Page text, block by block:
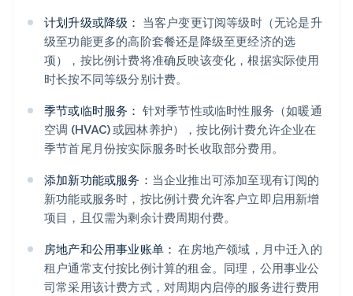
计划升级或降级： 当客户变更订阅等级时（无论是升
级至功能更多的高阶套餐还是降级至更经济的选
项），按比例计费将准确反映该变化，根据实际使用
时长按不同等级分别计费。
季节或临时服务： 针对季节性或临时性服务（如暖通
空调 (HVAC) 或园林养护），按比例计费允许企业在
季节首尾月份按实际服务时长收取部分费用。
添加新功能或服务： 当企业推出可添加至现有订阅的
新功能或服务时，按比例计费允许客户立即启用新增
项目，且仅需为剩余计费周期付费。
房地产和公用事业账单： 在房地产领域，月中迁入的
租户通常支付按比例计算的租金。同理，公用事业公
司常采用该计费方式，对周期内启停的服务进行费用